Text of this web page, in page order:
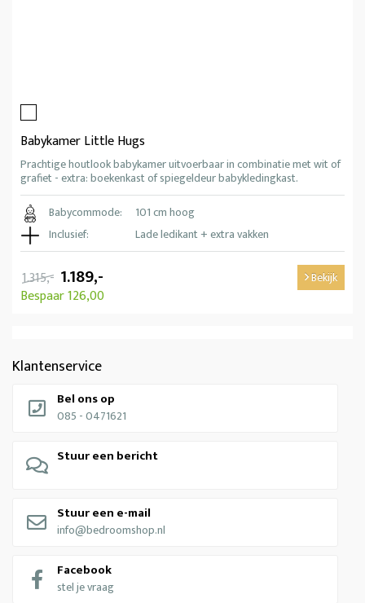
Klantenservice
Bel ons op
085 - 0471621
Stuur een bericht
Stuur een e-mail
info@bedroomshop.nl
Facebook
stel je vraag
Babykamer Little Hugs
Prachtige houtlook babykamer uitvoerbaar in combinatie met wit of
grafiet - extra: boekenkast of spiegeldeur babykledingkast.
Babycommode:
101 cm hoog
Inclusief:
Lade ledikant + extra vakken
1.315,- 1.189,-
Bespaar 126,00
Bekijk